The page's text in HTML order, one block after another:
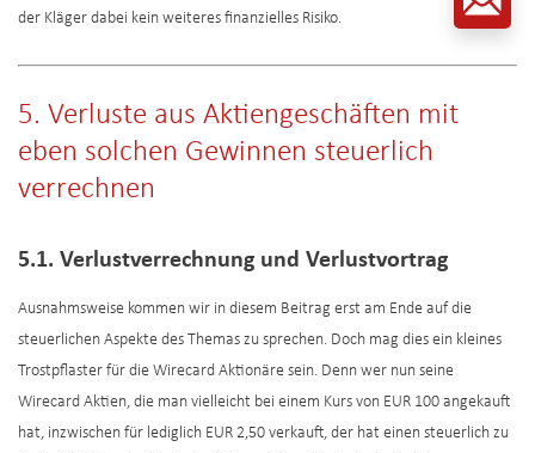
der Kläger dabei kein weiteres finanzielles Risiko.
5. Verluste aus Aktiengeschäften mit
eben solchen Gewinnen steuerlich
verrechnen
5.1. Verlustverrechnung und Verlustvortrag
Ausnahmsweise kommen wir in diesem Beitrag erst am Ende auf die
steuerlichen Aspekte des Themas zu sprechen. Doch mag dies ein kleines
Trostpflaster für die Wirecard Aktionäre sein. Denn wer nun seine
Wirecard Aktien, die man vielleicht bei einem Kurs von EUR 100 angekauft
hat, inzwischen für lediglich EUR 2,50 verkauft, der hat einen steuerlich zu